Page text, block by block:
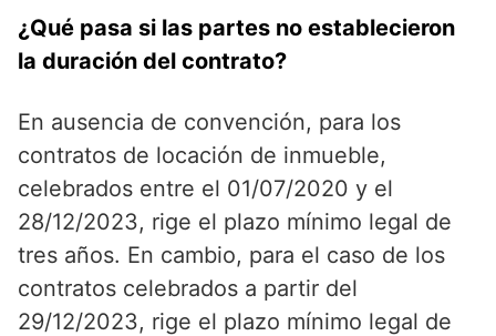
¿Qué pasa si las partes no establecieron
la duración del contrato?
En ausencia de convención, para los
contratos de locación de inmueble,
celebrados entre el 01/07/2020 y el
28/12/2023, rige el plazo mínimo legal de
tres años. En cambio, para el caso de los
contratos celebrados a partir del
29/12/2023, rige el plazo mínimo legal de